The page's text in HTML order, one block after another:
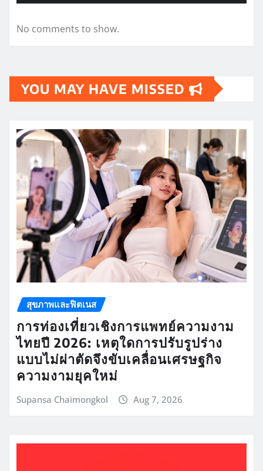
No comments to show.
YOU MAY HAVE MISSED
สุขภาพและฟิตเนส
การท่องเที่ยวเชิงการแพทย์ความงาม
ไทยปี 2026: เหตุใดการปรับรูปร่าง
แบบไม่ผ่าตัดจึงขับเคลื่อนเศรษฐกิจ
ความงามยุคใหม่
Supansa Chaimongkol Aug 7, 2026